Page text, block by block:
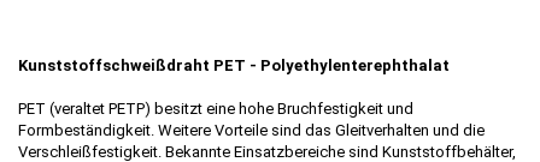
Kunststoffschweißdraht PET - Polyethylenterephthalat
PET (veraltet PETP) besitzt eine hohe Bruchfestigkeit und
Formbeständigkeit. Weitere Vorteile sind das Gleitverhalten und die
Verschleißfestigkeit. Bekannte Einsatzbereiche sind Kunststoffbehälter,